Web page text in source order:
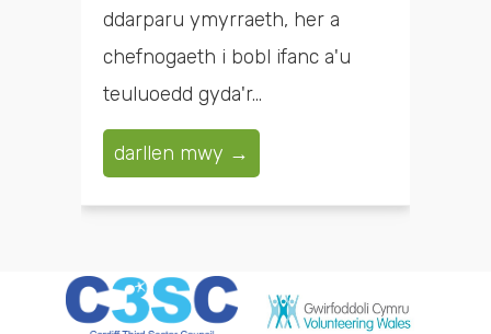
ddarparu ymyrraeth, her a
chefnogaeth i bobl ifanc a'u
teuluoedd gyda'r...
darllen mwy →